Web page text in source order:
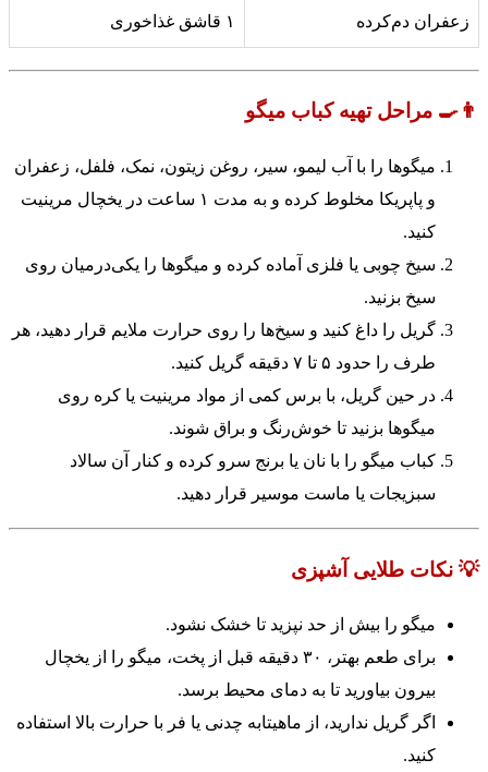
زعفران دم‌کرده ۱ قاشق غذاخوری
👨‍🍳 مراحل تهیه کباب میگو
میگوها را با آب لیمو، سیر، روغن زیتون، نمک، فلفل، زعفران
و پاپریکا مخلوط کرده و به مدت ۱ ساعت در یخچال مرینیت
کنید.
سیخ چوبی یا فلزی آماده کرده و میگوها را یکی‌درمیان روی
سیخ بزنید.
گریل را داغ کنید و سیخ‌ها را روی حرارت ملایم قرار دهید، هر
طرف را حدود ۵ تا ۷ دقیقه گریل کنید.
در حین گریل، با برس کمی از مواد مرینیت یا کره روی
میگوها بزنید تا خوش‌رنگ و براق شوند.
کباب میگو را با نان یا برنج سرو کرده و کنار آن سالاد
سبزیجات یا ماست موسیر قرار دهید.
💡 نکات طلایی آشپزی
میگو را بیش از حد نپزید تا خشک نشود.
برای طعم بهتر، ۳۰ دقیقه قبل از پخت، میگو را از یخچال
بیرون بیاورید تا به دمای محیط برسد.
اگر گریل ندارید، از ماهیتابه چدنی یا فر با حرارت بالا استفاده
کنید.